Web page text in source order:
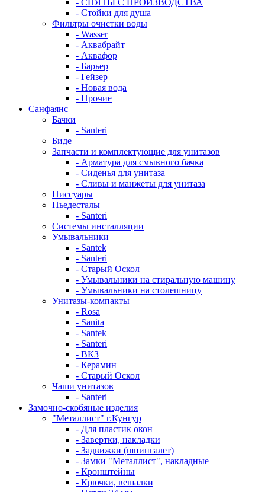
- СНЯТЫ С ПРОИЗВОДСТВА
- Стойки для душа
Фильтры очистки воды
- Wasser
- Аквабрайт
- Аквафор
- Барьер
- Гейзер
- Новая вода
- Прочие
Санфаянс
Бачки
- Santeri
Биде
Запчасти и комплектующие для унитазов
- Арматура для смывного бачка
- Сиденья для унитаза
- Сливы и манжеты для унитаза
Писсуары
Пьедесталы
- Santeri
Системы инсталляции
Умывальники
- Santek
- Santeri
- Старый Оскол
- Умывальники на стиральную машину
- Умывальники на столешницу
Унитазы-компакты
- Rosa
- Sanita
- Santek
- Santeri
- ВКЗ
- Керамин
- Старый Оскол
Чаши унитазов
- Santeri
Замочно-скобяные изделия
"Металлист" г.Кунгур
- Для пластик окон
- Завертки, накладки
- Задвижки (шпингалет)
- Замки "Металлист", накладные
- Кронштейны
- Крючки, вешалки